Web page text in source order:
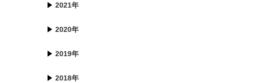
2021年
2020年
2019年
2018年